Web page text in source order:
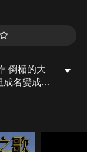
倒楣的大
成名變成一